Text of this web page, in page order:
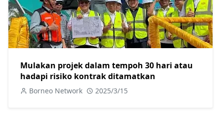
Mulakan projek dalam tempoh 30 hari atau
hadapi risiko kontrak ditamatkan
Borneo Network 2025/3/15